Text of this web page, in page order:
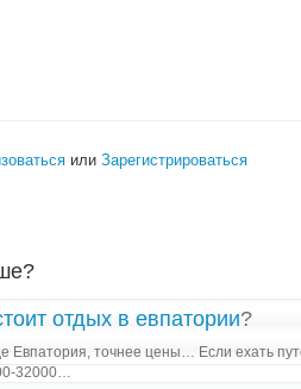
или Зарегистрироваться
отдых в евпатории?
Евпатория, точнее цены… Если ехать
32000…